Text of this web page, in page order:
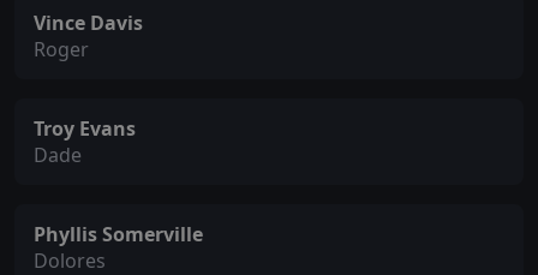
Vince Davis
Roger
Troy Evans
Dade
Phyllis Somerville
Dolores